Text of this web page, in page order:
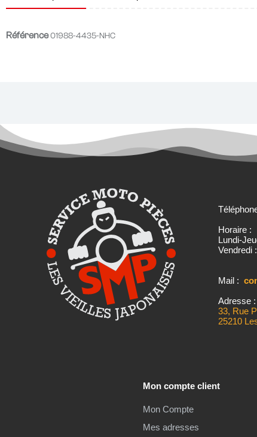
Référence01988-4435-NHC
Horaire :
Lundi-
Vendredi :
Mail :
Adresse :
33, Rue
25210
Mon compte client
Mon Compte
Mes adresses